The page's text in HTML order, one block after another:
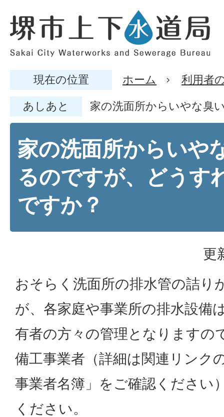
現在の位置 ホーム 利用者
あしあと 家の洗面所からいやな臭
家の洗面所からいや
るのですが、どうす
ですか？
更
おそらく洗面所の排水管の詰り
が、各家庭や事業所の排水設備
有者の方々の管理となりますの
備工事業者（詳細は関連リンク
事業者名簿」をご確認ください
ください。